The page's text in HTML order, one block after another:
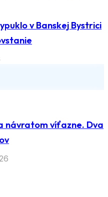
v Banskej Bystrici
návratom víťazne. Dva